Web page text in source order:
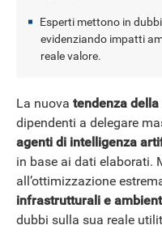
NEWS
Esperti mettono in
evidenziando impatti
reale valore.
La nuova tendenza
dipendenti a delegare
agenti di intelligenza
in base ai dati elaborati.
all’ottimizzazione
infrastrutturali e
dubbi sulla sua reale